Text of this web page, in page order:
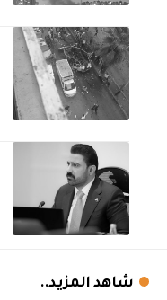
شاهد المزيد..